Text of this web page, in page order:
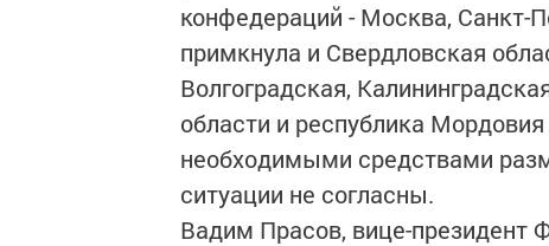
конфедераций - Москва, Санкт-
примкнула и Свердловская
Волгоградская,
области и республика
необходимыми средствами
ситуации не согласны.
Вадим Прасов, вице-президент